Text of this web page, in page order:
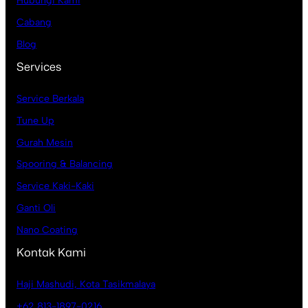
Cabang
Blog
Services
Service Berkala
Tune Up
Gurah Mesin
Spooring & Balancing
Service Kaki-Kaki
Ganti Oli
Nano Coating
Kontak Kami
Haji Mashudi, Kota Tasikmalaya